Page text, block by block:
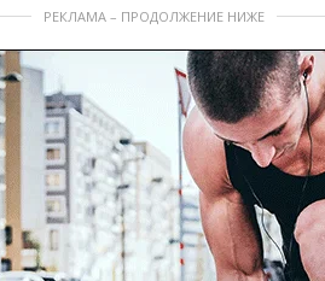
РЕКЛАМА – ПРОДОЛЖЕНИЕ НИЖЕ